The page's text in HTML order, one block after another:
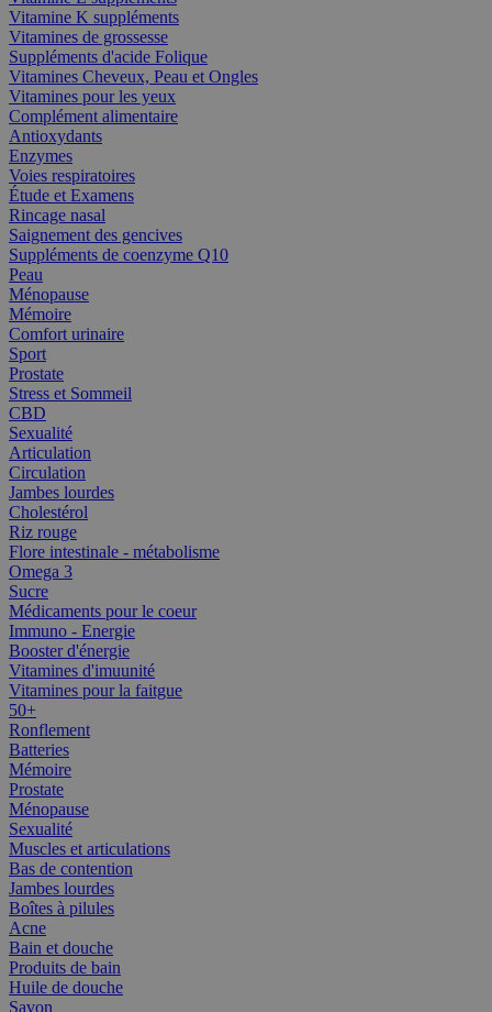
Vitamine K suppléments
Vitamines de grossesse
Suppléments d'acide Folique
Vitamines Cheveux, Peau et Ongles
Vitamines pour les yeux
Complément alimentaire
Antioxydants
Enzymes
Voies respiratoires
Étude et Examens
Rincage nasal
Saignement des gencives
Suppléments de coenzyme Q10
Peau
Ménopause
Mémoire
Comfort urinaire
Sport
Prostate
Stress et Sommeil
CBD
Sexualité
Articulation
Circulation
Jambes lourdes
Cholestérol
Riz rouge
Flore intestinale - métabolisme
Omega 3
Sucre
Médicaments pour le coeur
Immuno - Energie
Booster d'énergie
Vitamines d'imuunité
Vitamines pour la faitgue
50+
Ronflement
Batteries
Mémoire
Prostate
Ménopause
Sexualité
Muscles et articulations
Bas de contention
Jambes lourdes
Boîtes à pilules
Acne
Bain et douche
Produits de bain
Huile de douche
Savon